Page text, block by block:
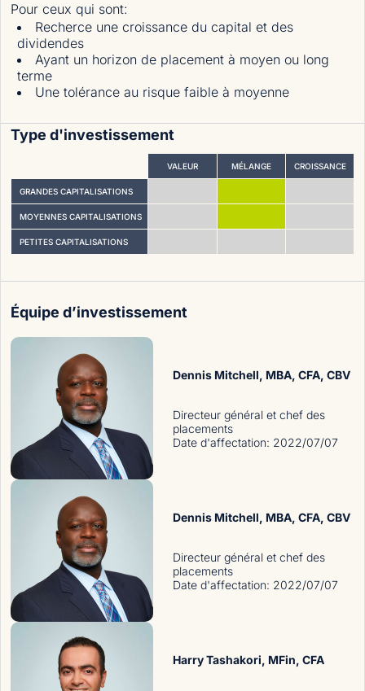
Pour ceux qui sont:
Recherce une croissance du capital et des
dividendes
Ayant un horizon de placement à moyen ou long
terme
Une tolérance au risque faible à moyenne
Type d'investissement
VALEUR MÉLANGE CROISSANCE
GRANDES CAPITALISATIONS
MOYENNES CAPITALISATIONS
PETITES CAPITALISATIONS
Équipe d’investissement
Dennis Mitchell, MBA, CFA, CBV
Directeur général et chef des
placements
Date d'affectation: 2022/07/07
Dennis Mitchell, MBA, CFA, CBV
Directeur général et chef des
placements
Date d'affectation: 2022/07/07
Harry Tashakori, MFin, CFA